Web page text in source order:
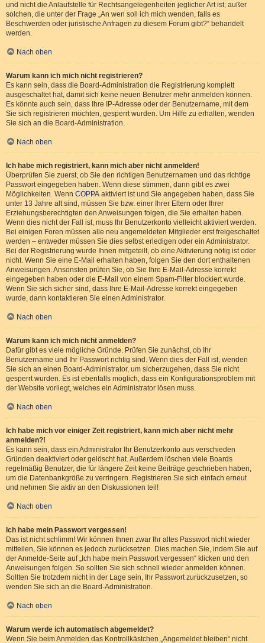
und nicht die Anlaufstelle für Rechtsangelegenheiten jeglicher Art ist; außer
solchen, die unter der Frage „An wen soll ich mich wenden, falls es
Beschwerden oder juristische Anfragen zu diesem Forum gibt?“ behandelt
werden.
Nach oben
Warum kann ich mich nicht registrieren?
Es kann sein, dass die Board-Administration die Registrierung komplett
ausgeschaltet hat, damit sich keine neuen Benutzer mehr anmelden können.
Es könnte auch sein, dass Ihre IP-Adresse oder der Benutzername, mit dem
Sie sich registrieren möchten, gesperrt wurden. Um Hilfe zu erhalten, wenden
Sie sich an die Board-Administration.
Nach oben
Ich habe mich registriert, kann mich aber nicht anmelden!
Überprüfen Sie zuerst, ob Sie den richtigen Benutzernamen und das richtige
Passwort eingegeben haben. Wenn diese stimmen, dann gibt es zwei
Möglichkeiten. Wenn COPPA aktiviert ist und Sie angegeben haben, dass Sie
unter 13 Jahre alt sind, müssen Sie bzw. einer Ihrer Eltern oder Ihrer
Erziehungsberechtigten den Anweisungen folgen, die Sie erhalten haben.
Wenn dies nicht der Fall ist, muss Ihr Benutzerkonto vielleicht aktiviert werden.
Bei einigen Foren müssen alle neu angemeldeten Mitglieder erst freigeschaltet
werden – entweder müssen Sie dies selbst erledigen oder ein Administrator.
Bei der Registrierung wurde Ihnen mitgeteilt, ob eine Aktivierung nötig ist oder
nicht. Wenn Sie eine E-Mail erhalten haben, folgen Sie den dort enthaltenen
Anweisungen. Ansonsten prüfen Sie, ob Sie Ihre E-Mail-Adresse korrekt
eingegeben haben oder die E-Mail von einem Spam-Filter blockiert wurde.
Wenn Sie sich sicher sind, dass Ihre E-Mail-Adresse korrekt eingegeben
wurde, dann kontaktieren Sie einen Administrator.
Nach oben
Warum kann ich mich nicht anmelden?
Dafür gibt es viele mögliche Gründe. Prüfen Sie zunächst, ob Ihr
Benutzername und Ihr Passwort richtig sind. Wenn dies der Fall ist, wenden
Sie sich an einen Board-Administrator, um sicherzugehen, dass Sie nicht
gesperrt wurden. Es ist ebenfalls möglich, dass ein Konfigurationsproblem mit
der Website vorliegt, welches ein Administrator lösen muss.
Nach oben
Ich habe mich vor einiger Zeit registriert, kann mich aber nicht mehr
anmelden?!
Es kann sein, dass ein Administrator Ihr Benutzerkonto aus verschieden
Gründen deaktiviert oder gelöscht hat. Außerdem löschen viele Boards
regelmäßig Benutzer, die für längere Zeit keine Beiträge geschrieben haben,
um die Datenbankgröße zu verringern. Registrieren Sie sich einfach erneut
und nehmen Sie aktiv an den Diskussionen teil!
Nach oben
Ich habe mein Passwort vergessen!
Das ist nicht schlimm! Wir können Ihnen zwar Ihr altes Passwort nicht wieder
mitteilen, Sie können es jedoch zurücksetzen. Dies machen Sie, indem Sie auf
der Anmelde-Seite auf „Ich habe mein Passwort vergessen“ klicken und den
Anweisungen folgen. So sollten Sie sich schnell wieder anmelden können.
Sollten Sie trotzdem nicht in der Lage sein, Ihr Passwort zurückzusetzen, so
wenden Sie sich an die Board-Administration.
Nach oben
Warum werde ich automatisch abgemeldet?
Wenn Sie beim Anmelden das Kontrollkästchen „Angemeldet bleiben“ nicht